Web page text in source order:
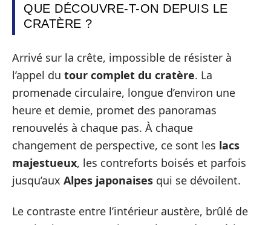
QUE DÉCOUVRE-T-ON DEPUIS LE
CRATÈRE ?
Arrivé sur la crête, impossible de résister à
l’appel du tour complet du cratère. La
promenade circulaire, longue d’environ une
heure et demie, promet des panoramas
renouvelés à chaque pas. À chaque
changement de perspective, ce sont les lacs
majestueux, les contreforts boisés et parfois
jusqu’aux Alpes japonaises qui se dévoilent.
Le contraste entre l’intérieur austère, brûlé de